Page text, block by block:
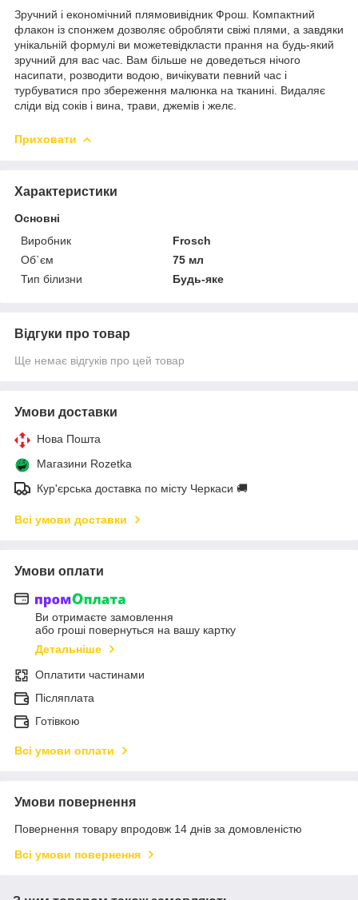
Зручний і економічний плямовивідник Фрош. Компактний
флакон із спонжем дозволяє обробляти свіжі плями, а завдяки
унікальній формулі ви можетевідкласти прання на будь-який
зручний для вас час. Вам більше не доведеться нічого
насипати, розводити водою, вичікувати певний час і
турбуватися про збереження малюнка на тканині. Видаляє
сліди від соків і вина, трави, джемів і желє.
Приховати
Характеристики
Основні
Виробник
Frosch
Об`єм
75 мл
Тип білизни
Будь-яке
Відгуки про товар
Ще немає відгуків про цей товар
Умови доставки
Нова Пошта
Магазини Rozetka
Кур'єрська доставка по місту Черкаси 🚚
Всі умови доставки
Умови оплати
Ви отримаєте замовлення
або гроші повернуться на вашу картку
Детальніше
Оплатити частинами
Післяплата
Готівкою
Всі умови оплати
Умови повернення
Повернення товару впродовж 14 днів за домовленістю
Всі умови повернення